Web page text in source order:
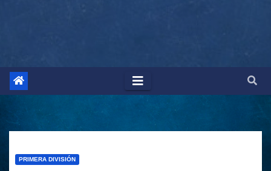
PRIMERA DIVISIÓN